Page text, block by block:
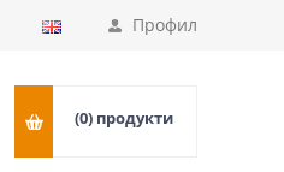
Профил
(0) продукти